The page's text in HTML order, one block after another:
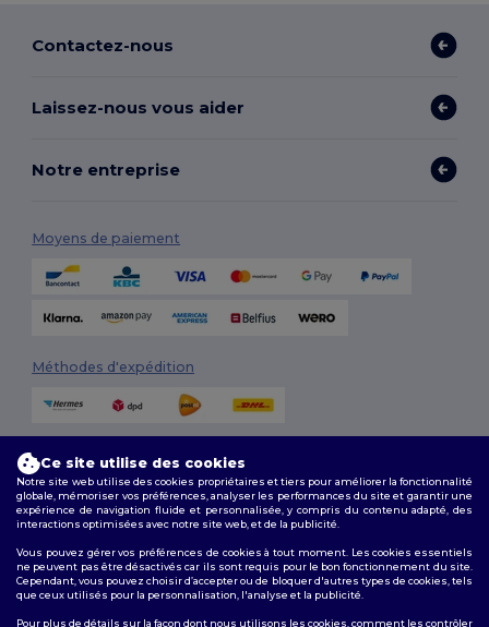
Contactez-nous
Laissez-nous vous aider
Notre entreprise
Moyens de paiement
Méthodes d'expédition
Suivez-nous
Ce site utilise des cookies
Notre site web utilise des cookies propriétaires et tiers pour améliorer la fonctionnalité
globale, mémoriser vos préférences, analyser les performances du site et garantir une
expérience de navigation fluide et personnalisée, y compris du contenu adapté, des
interactions optimisées avec notre site web, et de la publicité.
Vous pouvez gérer vos préférences de cookies à tout moment. Les cookies essentiels
ne peuvent pas être désactivés car ils sont requis pour le bon fonctionnement du site.
Cependant, vous pouvez choisir d’accepter ou de bloquer d'autres types de cookies, tels
que ceux utilisés pour la personnalisation, l'analyse et la publicité.
Pour plus de détails sur la façon dont nous utilisons les cookies, comment les contrôler